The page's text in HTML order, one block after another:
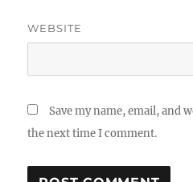
WEBSITE
Save my name, email, and
the next time I comment.